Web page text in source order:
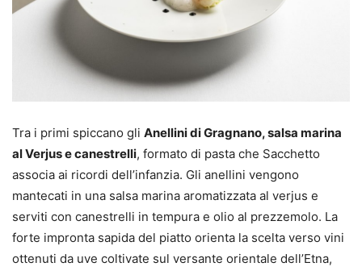
Tra i primi spiccano gli Anellini di Gragnano, salsa marina
al Verjus e canestrelli, formato di pasta che Sacchetto
associa ai ricordi dell’infanzia. Gli anellini vengono
mantecati in una salsa marina aromatizzata al verjus e
serviti con canestrelli in tempura e olio al prezzemolo. La
forte impronta sapida del piatto orienta la scelta verso vini
ottenuti da uve coltivate sul versante orientale dell’Etna,